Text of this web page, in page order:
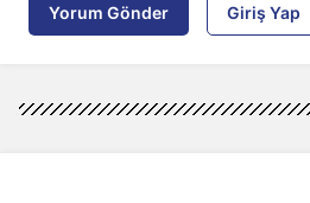
Yorum Gönder Giriş Yap